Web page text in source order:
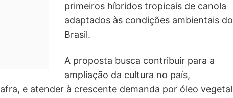
primeiros híbridos tropicais de canola
adaptados às condições ambientais do
Brasil.
A proposta busca contribuir para a
ampliação da cultura no país,
e atender à crescente demanda por óleo vegetal